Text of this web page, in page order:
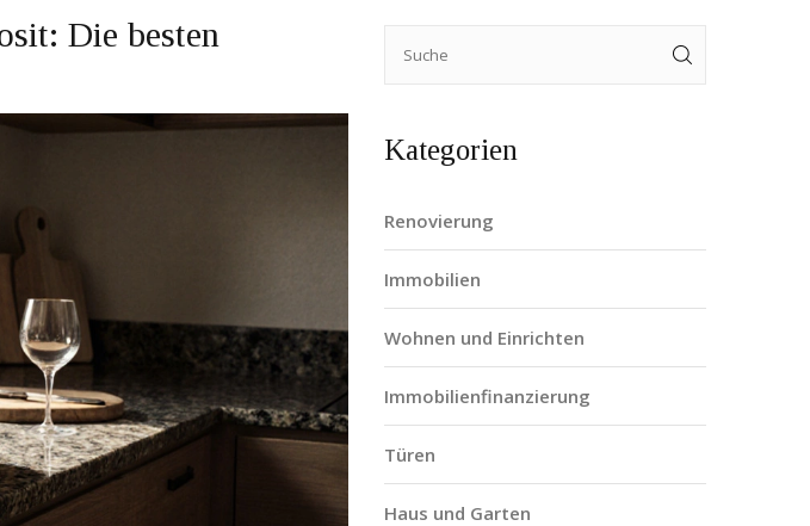
Die besten
Kategorien
Renovierung
Immobilien
Wohnen und Einrichten
Immobilienfinanzierung
Türen
Haus und Garten